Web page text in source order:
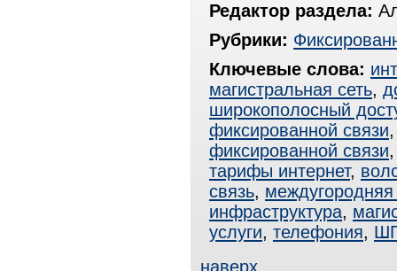
Редактор раздела:
Рубрики:
Ключевые слова:
магистральная сеть,
широкополосный
фиксированной связи
фиксированной связи
тарифы интернет,
связь, междугородняя
инфраструктура,
услуги, телефония,
наверх